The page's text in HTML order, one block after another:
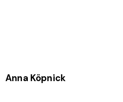
Anna Köpnick